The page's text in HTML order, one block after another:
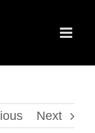
Next